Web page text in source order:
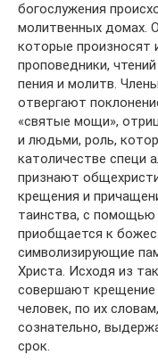
богослужения
молитвенных домах.
которые произносят
проповедники,
пения и молитв.
отвергают
«святые мощи»,
и людьми, роль,
католичестве специ
признают
крещения и
таинства, с
приобщается к
символизирующие
Христа. Исходя из
совершают
человек, по их
сознательно,
срок.